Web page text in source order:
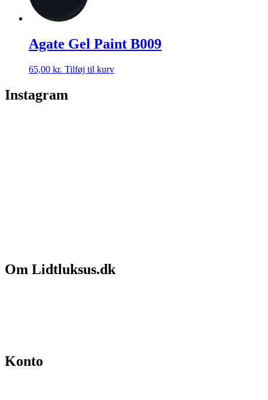
Agate Gel Paint B009
65,00 kr. Tilføj til kurv
Instagram
Om Lidtluksus.dk
Konto